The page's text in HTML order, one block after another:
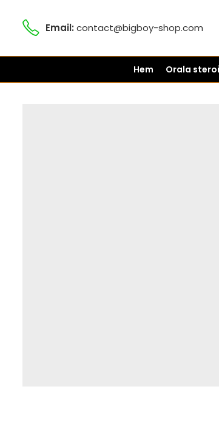
Email: contact@bigboy-shop.com
Hem Orala